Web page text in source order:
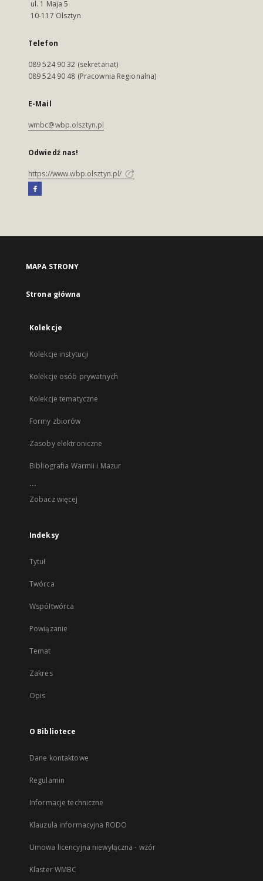
ul. 1 Maja 5
10-117 Olsztyn
Telefon
089 524 90 32 (sekretariat)
089 524 90 48 (Pracownia Regionalna)
E-Mail
wmbc@wbp.olsztyn.pl
Odwiedź nas!
https://www.wbp.olsztyn.pl/
MAPA STRONY
Strona główna
Kolekcje
Kolekcje instytucji
Kolekcje osób prywatnych
Kolekcje tematyczne
Formy zbiorów
Zasoby elektroniczne
Bibliografia Warmii i Mazur
...
Zobacz więcej
Indeksy
Tytuł
Twórca
Współtwórca
Powiązanie
Temat
Zakres
Opis
O Bibliotece
Dane kontaktowe
Regulamin
Informacje techniczne
Klauzula informacyjna RODO
Umowa licencyjna niewyłączna - wzór
Klaster WMBC